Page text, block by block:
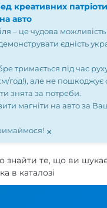
креативних
авто
– це чудова
єдність
тримається під час
год!), але не пошкоджує
знята за потреби.
магніти на авто за
×
те, що ви
в каталозі